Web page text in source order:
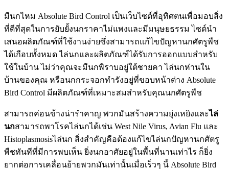
มีนกไหม Absolute Bird Control เป็นเว็บไซต์ที่อุทิศตนเพื่อมอบสิ่ง
ที่ดีที่สุดในการยับยั้งนกราคาไม่แพงและมีมนุษยธรรม ไซต์นำ
เสนอผลิตภัณฑ์ที่ใช้งานง่ายซึ่งสามารถแก้ไขปัญหานกศัตรูพืช
ได้เกือบทั้งหมด ไล่นกและผลิตภัณฑ์ได้รับการออกแบบสำหรับ
ใช้ในบ้าน ไม่ว่าคุณจะมีนกพิราบอยู่ใต้ชายคา ไล่นกห่านใน
บ้านของคุณ หรือนกกระจอกทำรังอยู่ที่ขอบหน้าต่าง Absolute
Bird Control มีผลิตภัณฑ์ที่เหมาะสมสำหรับคุณนกศัตรูพืช
สามารถค่อนข้างน่ารำคาญ พวกมันสร้างความยุ่งเหยิงและไล่
นกสามารถพาโรคไล่นกได้เช่น West Nile Virus, Avian Flu และ
Histoplasmosisไล่นก สิ่งสำคัญคือต้องแก้ไขไล่นกปัญหานกศัตรู
พืชทันทีที่มีการพบเห็น ยิ่งนกอาศัยอยู่ในพื้นที่นานเท่าไร ก็ยิ่ง
ยากต่อการเคลื่อนย้ายพวกมันเท่านั้นเมื่อเร็วๆ นี้ Absolute Bird